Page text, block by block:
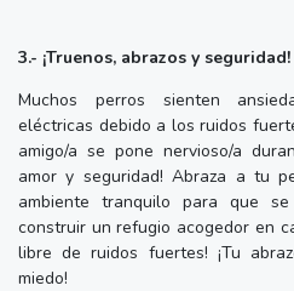
3.- ¡Truenos, abrazos y seguridad!
Muchos perros sienten
eléctricas debido a los ruidos
amigo/a se pone nervioso/a
amor y seguridad! Abraza a tu
ambiente tranquilo para que se
construir un refugio acogedor en
libre de ruidos fuertes! ¡Tu
miedo!